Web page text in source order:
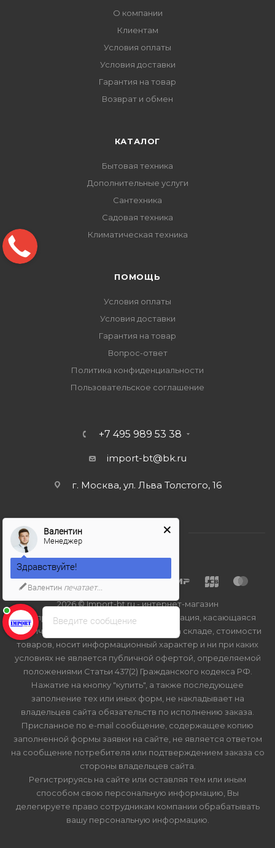
О компании
Клиентам
Условия оплаты
Условия доставки
Гарантия на товар
Возврат и обмен
КАТАЛОГ
Бытовая техника
Дополнительные услуги
Сантехника
Садовая техника
Климатическая техника
ПОМОЩЬ
Условия оплаты
Условия доставки
Гарантия на товар
Вопрос-ответ
Политика конфиденциальности
Пользовательское соглашение
+7 495 989 53 38
import-bt@bk.ru
г. Москва, ул. Льва Толстого, 16
2026 © Import-bt.ru - интернет-магазин
Вся представленная на сайте информация, касающаяся
технических характеристик, наличия на складе, стоимости
товаров, носит информационный характер и ни при каких
условиях не является публичной офертой, определяемой
положениями Статьи 437(2) Гражданского кодекса РФ.
Нажатие на кнопку "купить", а также последующее
заполнение тех или иных форм, не накладывает на
владельцев сайта обязательств по исполнению заказа.
Присланное по e-mail сообщение, содержащее копию
заполненной формы заявки на сайте, не является ответом
на сообщение потребителя или подтверждением заказа со
стороны владельцев сайта.
Регистрируясь на сайте или оставляя тем или иным
способом свою персональную информацию, Вы
делегируете право сотрудникам компании обрабатывать
вашу персональную информацию.
Введите сообщение
Валентин
Менеджер
Здравствуйте!
Валентин печатает...